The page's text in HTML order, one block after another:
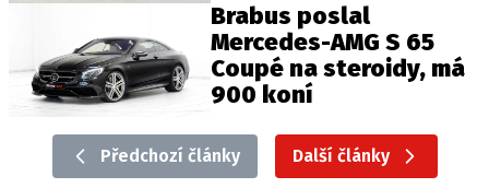
Brabus poslal
Mercedes-AMG S 65
Coupé na steroidy, má
900 koní
Předchozí články Další články